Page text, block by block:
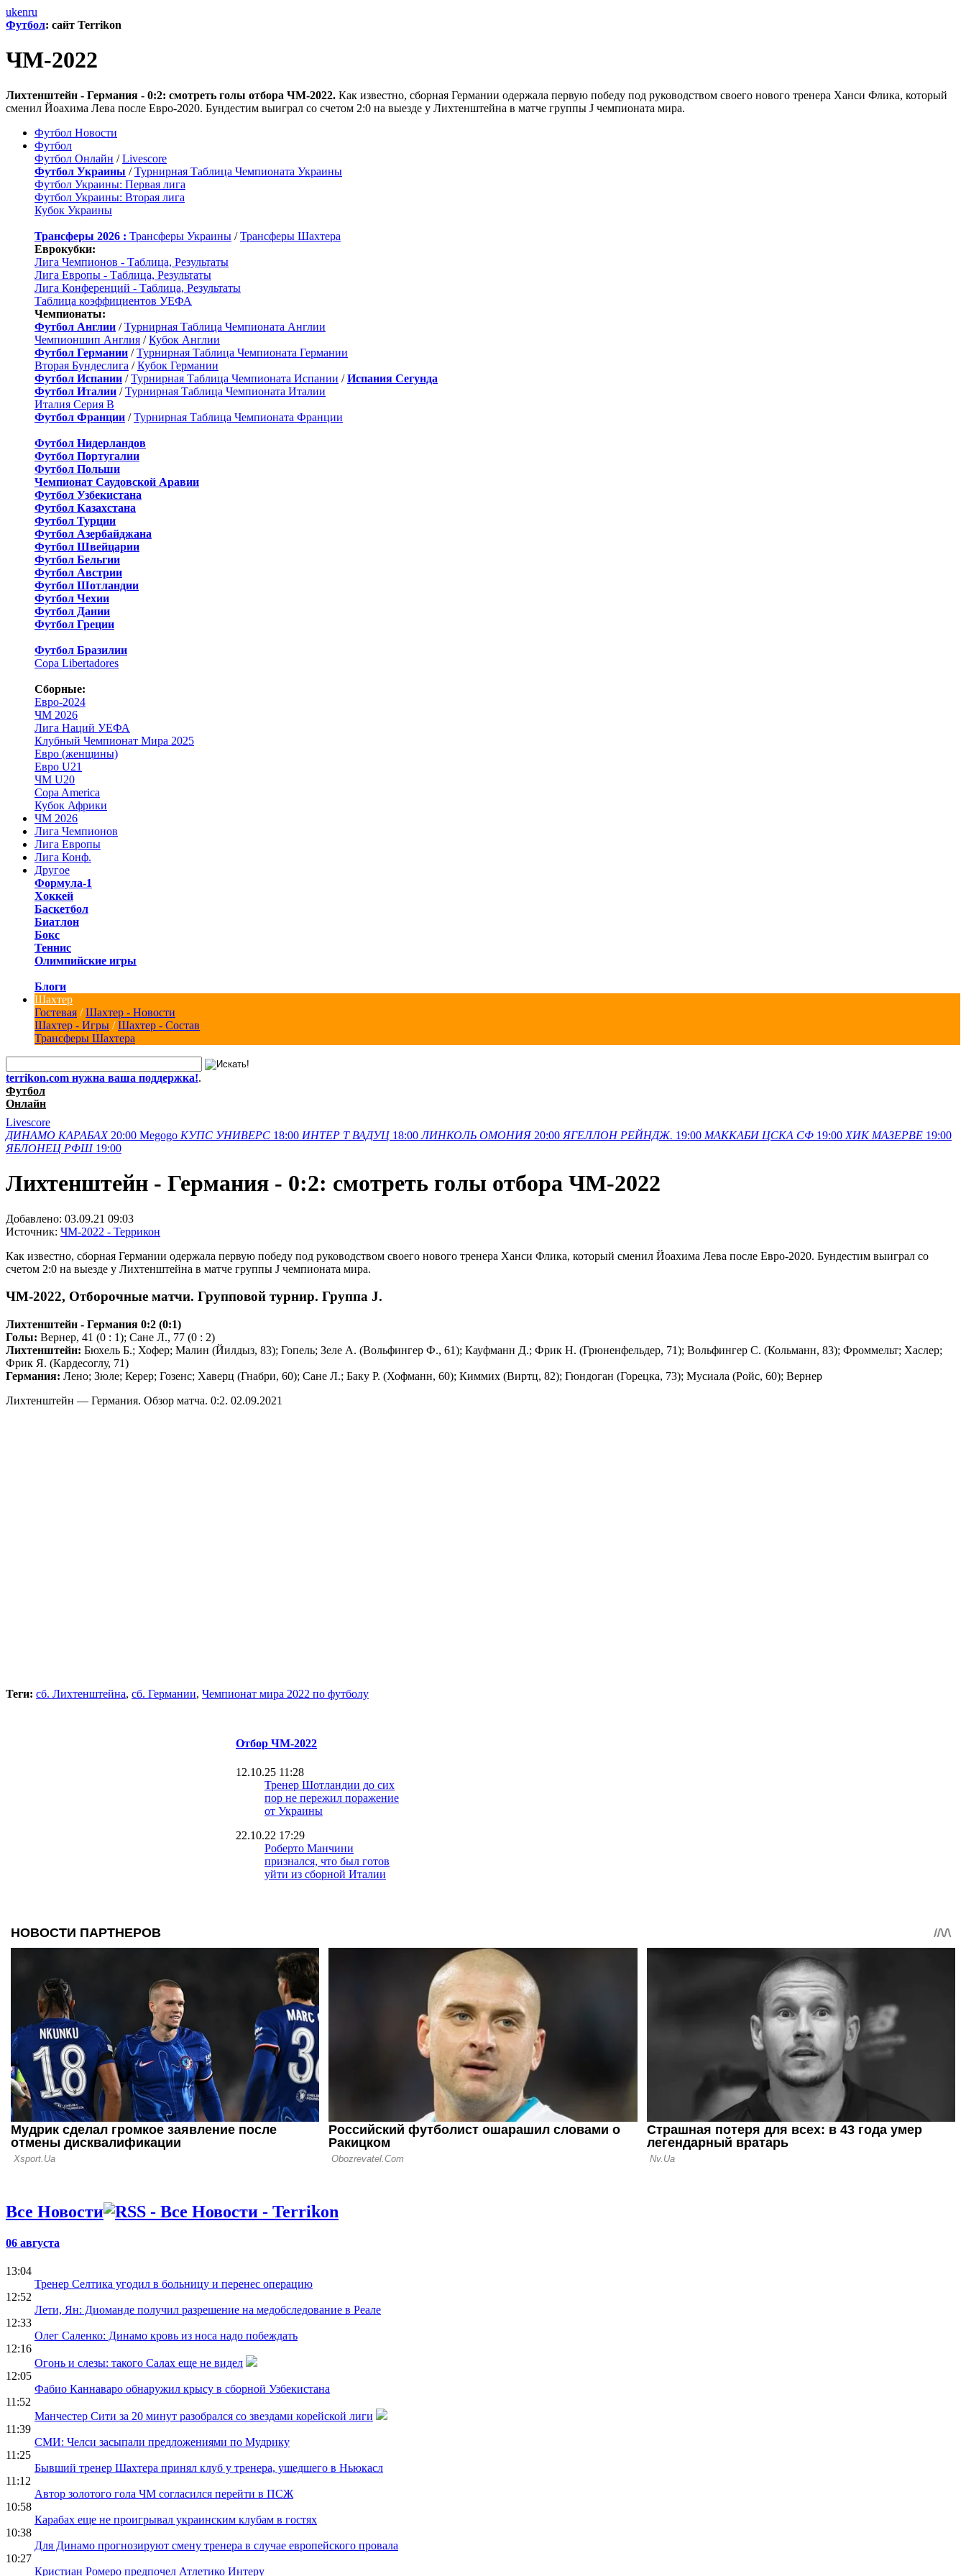
ukenru
Футбол: сайт Terrikon
ЧМ-2022
Лихтенштейн - Германия - 0:2: смотреть голы отбора ЧМ-2022. Как известно, сборная Германии одержала первую победу под руководством своего нового тренера Ханси Флика, который
сменил Йоахима Лева после Евро-2020. Бундестим выиграл со счетом 2:0 на выезде у Лихтенштейна в матче группы J чемпионата мира.
Футбол Новости
Футбол
Футбол Онлайн /Livescore
Футбол Украины /Турнирная Таблица Чемпионата Украины
Футбол Украины: Первая лига
Футбол Украины: Вторая лига
Кубок Украины
Трансферы 2026 : Трансферы Украины /Трансферы Шахтера
Еврокубки:
Лига Чемпионов - Таблица, Результаты
Лига Европы - Таблица, Результаты
Лига Конференций - Таблица, Результаты
Таблица коэффициентов УЕФА
Чемпионаты:
Футбол Англии /Турнирная Таблица Чемпионата Англии
Чемпионшип Англия /Кубок Англии
Футбол Германии /Турнирная Таблица Чемпионата Германии
Вторая Бундеслига /Кубок Германии
Футбол Испании /Турнирная Таблица Чемпионата Испании /Испания Сегунда
Футбол Италии /Турнирная Таблица Чемпионата Италии
Италия Серия B
Футбол Франции /Турнирная Таблица Чемпионата Франции
Футбол Нидерландов
Футбол Португалии
Футбол Польши
Чемпионат Саудовской Аравии
Футбол Узбекистана
Футбол Казахстана
Футбол Турции
Футбол Азербайджана
Футбол Швейцарии
Футбол Бельгии
Футбол Австрии
Футбол Шотландии
Футбол Чехии
Футбол Дании
Футбол Греции
Футбол Бразилии
Copa Libertadores
Сборные:
Евро-2024
ЧМ 2026
Лига Наций УЕФА
Клубный Чемпионат Мира 2025
Евро (женщины)
Евро U21
ЧМ U20
Copa America
Кубок Африки
ЧМ 2026
Лига Чемпионов
Лига Европы
Лига Конф.
Другое
Формула-1
Хоккей
Баскетбол
Биатлон
Бокс
Теннис
Олимпийские игры
Блоги
Шахтер
Гостевая /Шахтер - Новости
Шахтер - Игры /Шахтер - Состав
Трансферы Шахтера
terrikon.com нужна ваша поддержка!.
Футбол
Онлайн
Livescore
ДИНАМО КАРАБАХ 20:00 Megogo КУПС УНИВЕРС 18:00 ИНТЕР Т ВАДУЦ 18:00 ЛИНКОЛЬ ОМОНИЯ 20:00 ЯГЕЛЛОН РЕЙНДЖ. 19:00 МАККАБИ ЦСКА СФ 19:00 ХИК МАЗЕРВЕ 19:00
ЯБЛОНЕЦ РФШ 19:00
Лихтенштейн - Германия - 0:2: смотреть голы отбора ЧМ-2022
Добавлено: 03.09.21 09:03
Источник: ЧМ-2022 - Террикон
Как известно, сборная Германии одержала первую победу под руководством своего нового тренера Ханси Флика, который сменил Йоахима Лева после Евро-2020. Бундестим выиграл со
счетом 2:0 на выезде у Лихтенштейна в матче группы J чемпионата мира.
ЧМ-2022, Отборочные матчи. Групповой турнир. Группа J.
Лихтенштейн - Германия 0:2 (0:1)
Голы: Вернер, 41 (0 : 1); Сане Л., 77 (0 : 2)
Лихтенштейн: Бюхель Б.; Хофер; Малин (Йилдыз, 83); Гопель; Зеле А. (Вольфингер Ф., 61); Кауфманн Д.; Фрик Н. (Грюненфельдер, 71); Вольфингер С. (Кольманн, 83); Фроммельт; Хаслер;
Фрик Я. (Кардесоглу, 71)
Германия: Лено; Зюле; Керер; Гозенс; Хаверц (Гнабри, 60); Сане Л.; Баку Р. (Хофманн, 60); Киммих (Виртц, 82); Гюндоган (Горецка, 73); Мусиала (Ройс, 60); Вернер
Лихтенштейн — Германия. Обзор матча. 0:2. 02.09.2021
Теги: сб. Лихтенштейна, сб. Германии, Чемпионат мира 2022 по футболу
Отбор ЧМ-2022
12.10.25 11:28
Тренер Шотландии до сих
пор не пережил поражение
от Украины
22.10.22 17:29
Роберто Манчини
признался, что был готов
уйти из сборной Италии
28.09.22 18:11
Кака: Лига Наций сделала
южноамериканские команды
менее
конкурентоспособными
17.09.22 09:43
ФИФА объявила
официальное решение об
участии сборной Эквадора
на ЧМ
Все Новости
06 августа
13:04
Тренер Селтика угодил в больницу и перенес операцию
12:52
Лети, Ян: Диоманде получил разрешение на медобследование в Реале
12:33
Олег Саленко: Динамо кровь из носа надо побеждать
12:16
Огонь и слезы: такого Салах еще не видел
12:05
Фабио Каннаваро обнаружил крысу в сборной Узбекистана
11:52
Манчестер Сити за 20 минут разобрался со звездами корейской лиги
11:39
СМИ: Челси засыпали предложениями по Мудрику
11:25
Бывший тренер Шахтера принял клуб у тренера, ушедшего в Ньюкасл
11:12
Автор золотого гола ЧМ согласился перейти в ПСЖ
10:58
Карабах еще не проигрывал украинским клубам в гостях
10:38
Для Динамо прогнозируют смену тренера в случае европейского провала
10:27
Кристиан Ромеро предпочел Атлетико Интеру